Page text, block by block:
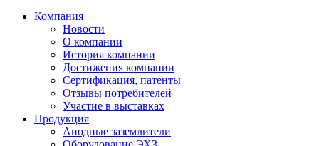
Компания
Новости
О компании
История компании
Достижения компании
Сертификация, патенты
Отзывы потребителей
Участие в выставках
Продукция
Анодные заземлители